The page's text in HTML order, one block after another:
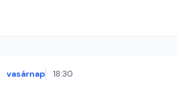
vasárnap 18:30